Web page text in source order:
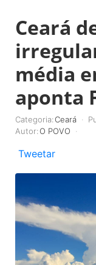
Ceará
média
aponta
Categoria:Ceará
Autor:O POVO
Tweetar